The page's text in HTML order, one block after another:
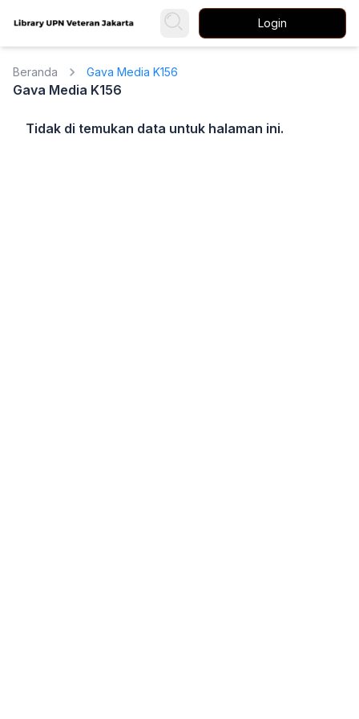
Login
Beranda Gava Media K156
Gava Media K156
Tidak di temukan data untuk halaman ini.